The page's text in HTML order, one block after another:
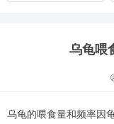
乌龟喂
乌龟的喂食量和频率因